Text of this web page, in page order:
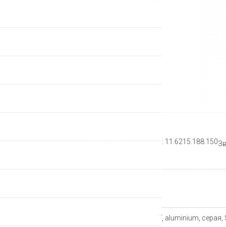
Рейтинг: Артикул: 11.6215.188.150
Производитель
Описание
Звезда передняя SRAM XX 39T, aluminium, серая,